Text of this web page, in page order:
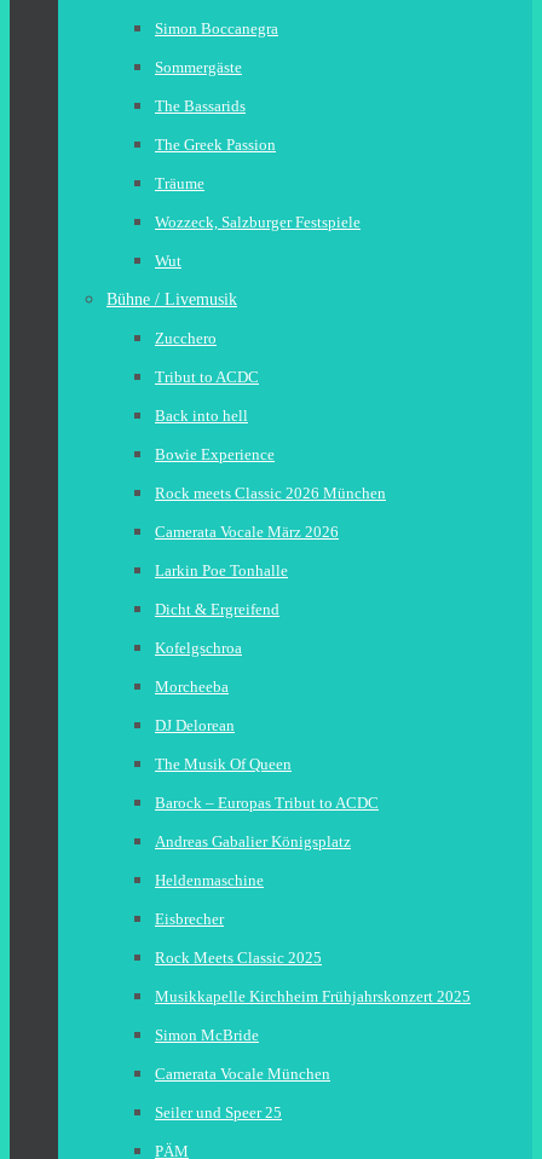
Simon Boccanegra
Sommergäste
The Bassarids
The Greek Passion
Träume
Wozzeck, Salzburger Festspiele
Wut
Bühne / Livemusik
Zucchero
Tribut to ACDC
Back into hell
Bowie Experience
Rock meets Classic 2026 München
Camerata Vocale März 2026
Larkin Poe Tonhalle
Dicht & Ergreifend
Kofelgschroa
Morcheeba
DJ Delorean
The Musik Of Queen
Barock – Europas Tribut to ACDC
Andreas Gabalier Königsplatz
Heldenmaschine
Eisbrecher
Rock Meets Classic 2025
Musikkapelle Kirchheim Frühjahrskonzert 2025
Simon McBride
Camerata Vocale München
Seiler und Speer 25
PÄM